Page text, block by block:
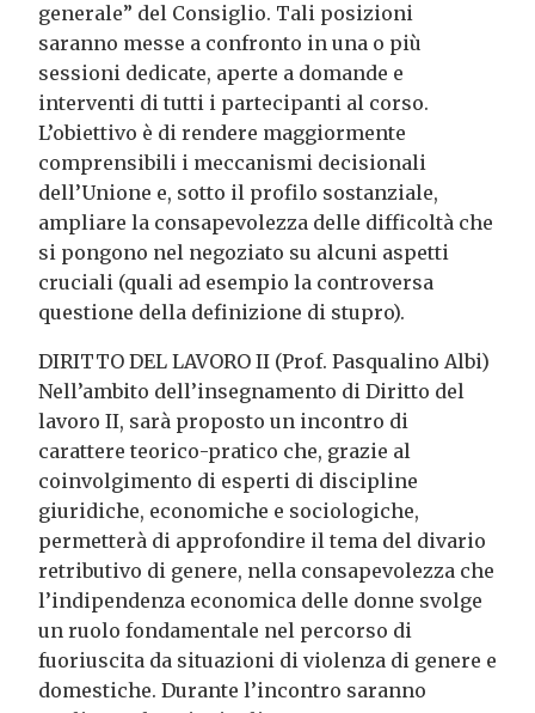
generale” del Consiglio. Tali posizioni
saranno messe a confronto in una o più
sessioni dedicate, aperte a domande e
interventi di tutti i partecipanti al corso.
L’obiettivo è di rendere maggiormente
comprensibili i meccanismi decisionali
dell’Unione e, sotto il profilo sostanziale,
ampliare la consapevolezza delle difficoltà che
si pongono nel negoziato su alcuni aspetti
cruciali (quali ad esempio la controversa
questione della definizione di stupro).
DIRITTO DEL LAVORO II (Prof. Pasqualino Albi)
Nell’ambito dell’insegnamento di Diritto del
lavoro II, sarà proposto un incontro di
carattere teorico-pratico che, grazie al
coinvolgimento di esperti di discipline
giuridiche, economiche e sociologiche,
permetterà di approfondire il tema del divario
retributivo di genere, nella consapevolezza che
l’indipendenza economica delle donne svolge
un ruolo fondamentale nel percorso di
fuoriuscita da situazioni di violenza di genere e
domestiche. Durante l’incontro saranno